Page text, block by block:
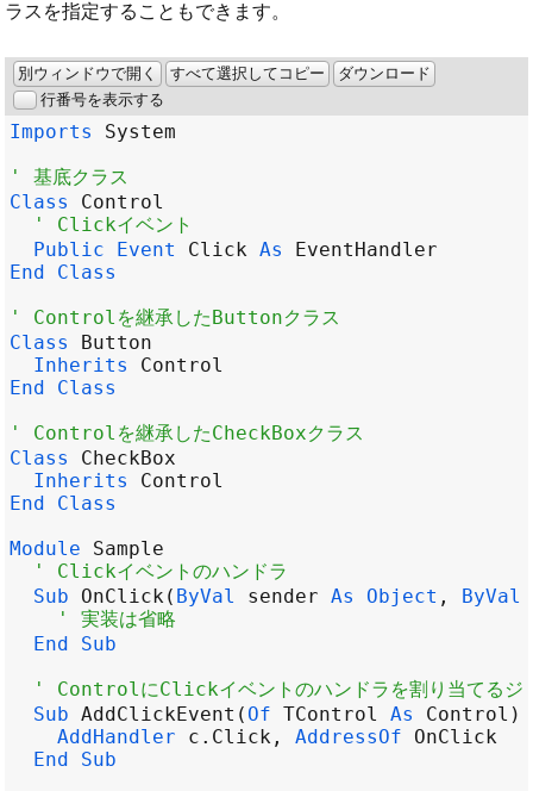
ラスを指定することもできます。
別ウィンドウで開く すべて選択してコピー
ダウンロード
行番号を表示する
Imports
System
' 基底クラス
Class
Control
' Clickイベント
Public
Event Click As
EventHandler
End
Class
' Controlを継承したButtonクラス
Class
Button
Inherits
Control
End
Class
' Controlを継承したCheckBoxクラス
Class
CheckBox
Inherits
Control
End
Class
Module
Sample
' Clickイベントのハンドラ
Sub
OnClick( ByVal sender As Object ,
ByVal
' 実装は省略
End
Sub
' ControlにClickイベントのハンドラを割り当てるジ
Sub AddClickEvent ( Of TControl As Control )(
AddHandler
c . Click , AddressOf
OnClick
End
Sub